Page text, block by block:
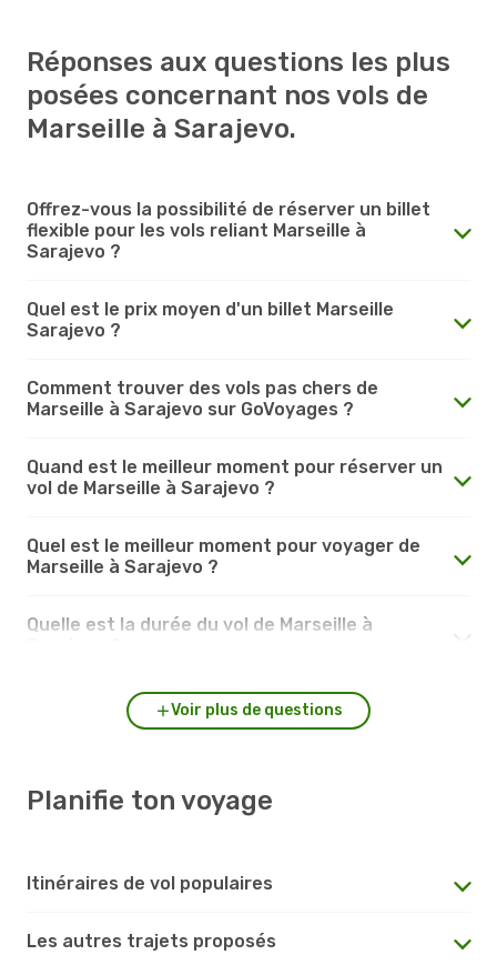
Réponses aux questions les plus
posées concernant nos vols de
Marseille à Sarajevo.
Offrez-vous la possibilité de réserver un billet
flexible pour les vols reliant Marseille à
Sarajevo ?
Quel est le prix moyen d'un billet Marseille
Sarajevo ?
Comment trouver des vols pas chers de
Marseille à Sarajevo sur GoVoyages ?
Quand est le meilleur moment pour réserver un
vol de Marseille à Sarajevo ?
Quel est le meilleur moment pour voyager de
Marseille à Sarajevo ?
Quelle est la durée du vol de Marseille à
Voir plus de questions
Planifie ton voyage
Itinéraires de vol populaires
Les autres trajets proposés